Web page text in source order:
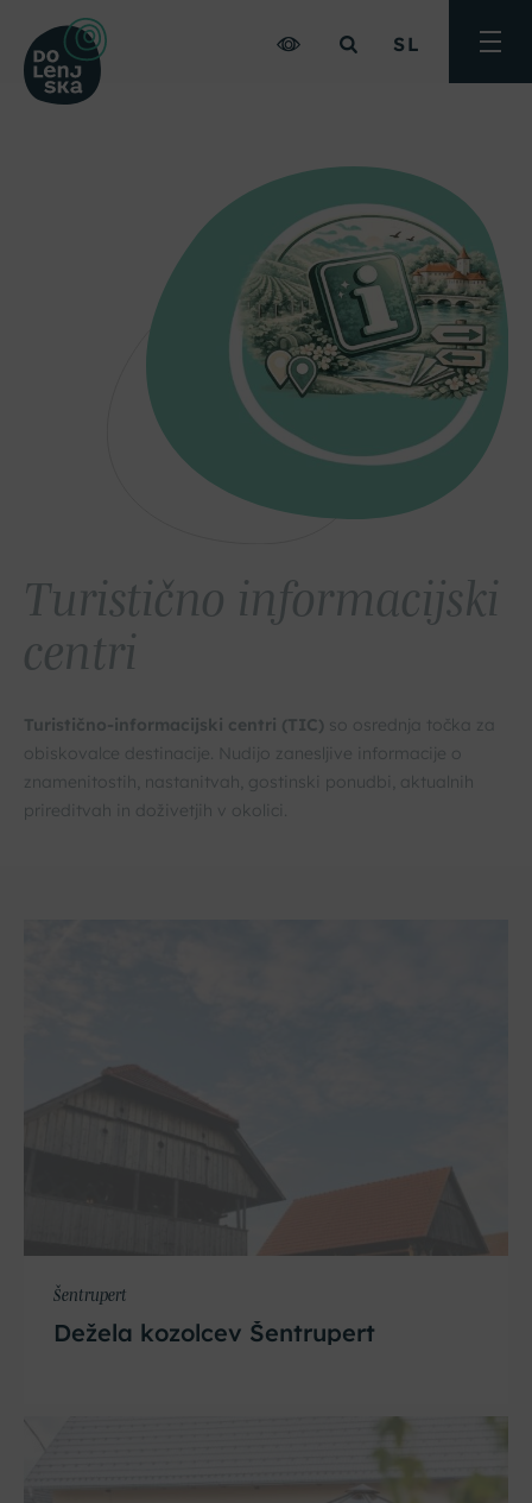
SL
Turistično informacijski
centri
Turistično-informacijski centri (TIC) so osrednja točka za
obiskovalce destinacije. Nudijo zanesljive informacije o
znamenitostih, nastanitvah, gostinski ponudbi, aktualnih
prireditvah in doživetjih v okolici.
Šentrupert
Dežela kozolcev Šentrupert